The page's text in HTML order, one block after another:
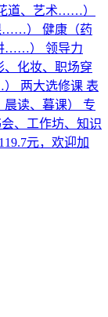
道、艺术……）
……） 健康（药
……） 领导力
化妆、职场穿
两大选修课 表
读、暮课） 专
、工作坊、知识
元，欢迎加